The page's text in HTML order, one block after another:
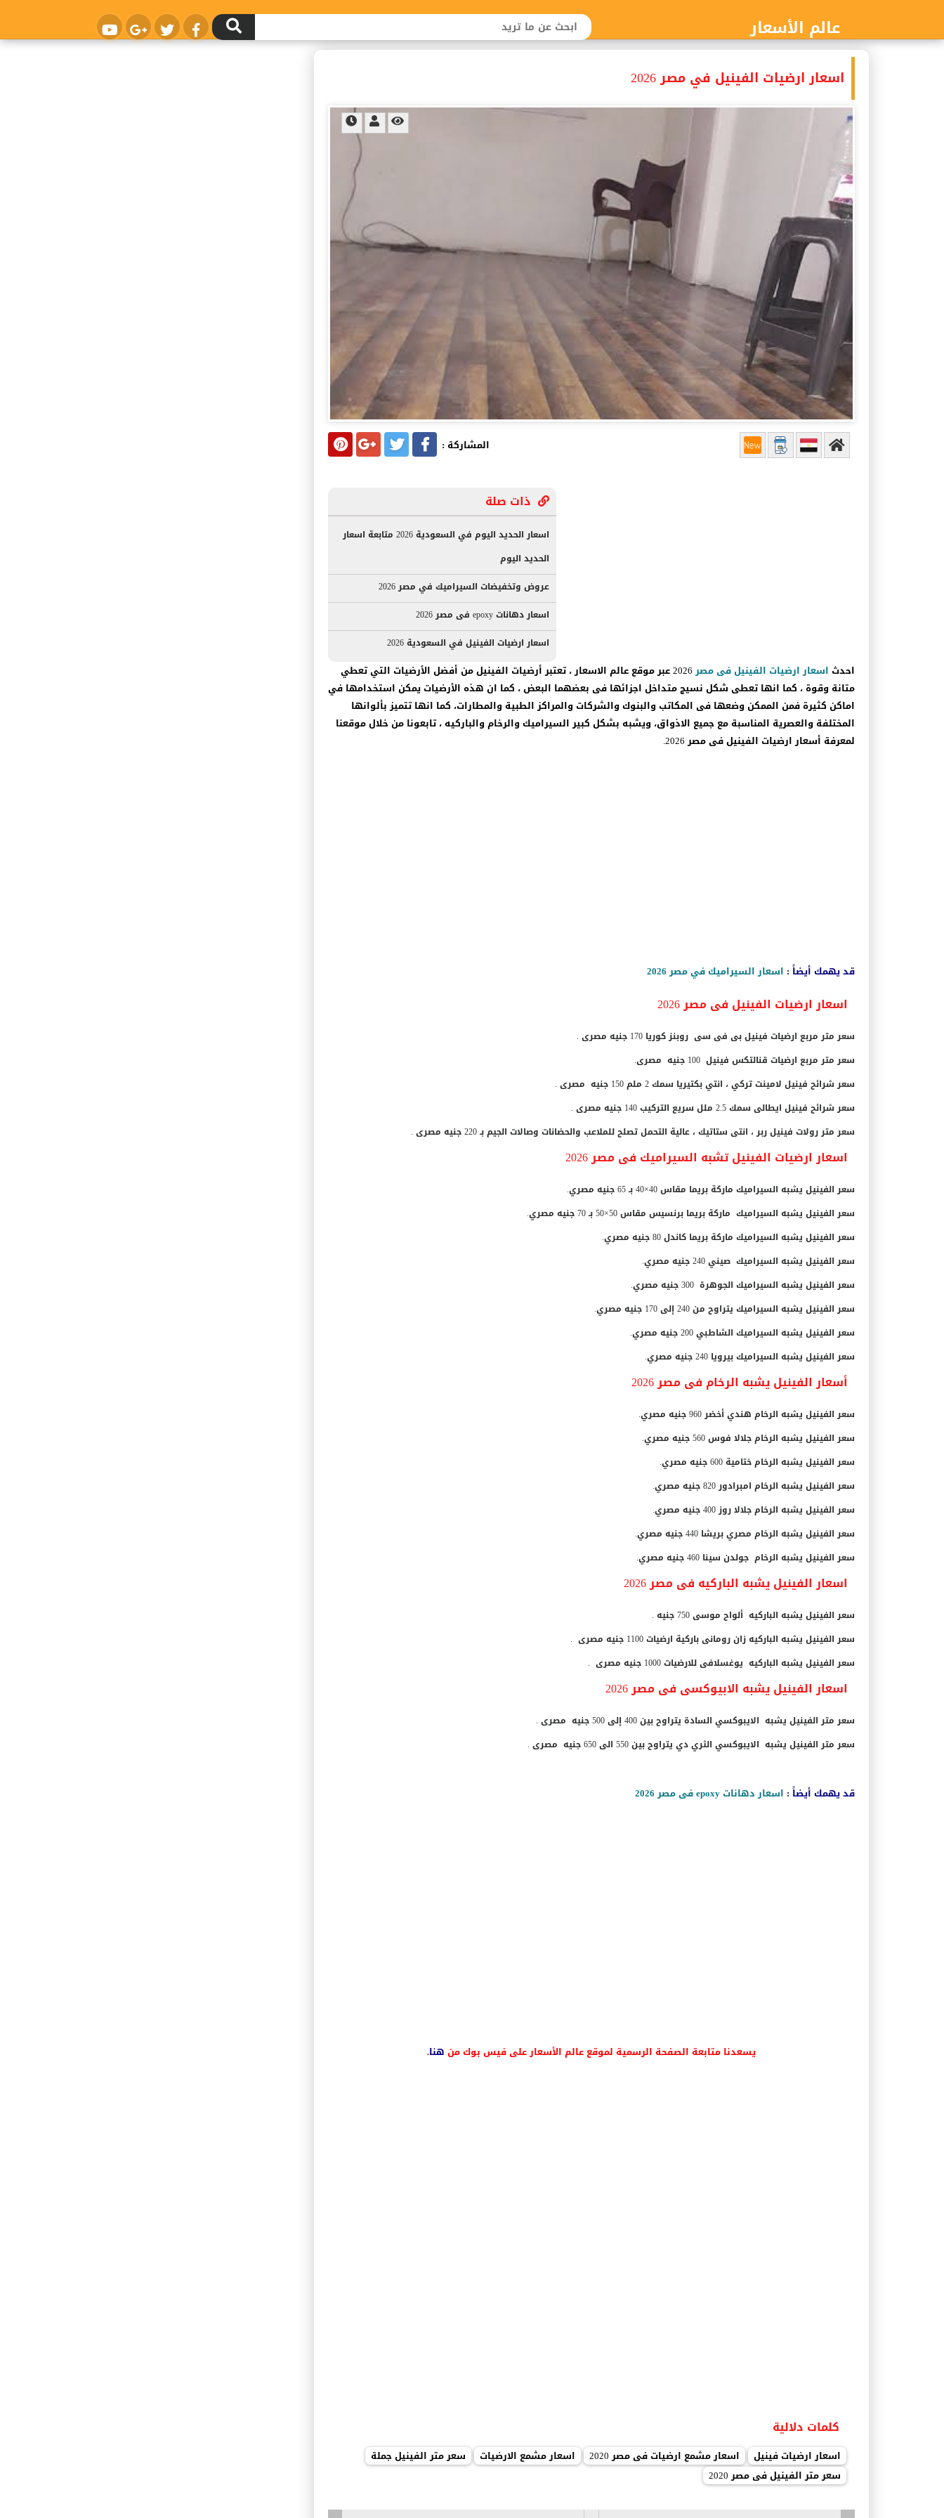
عالم الأسعار
اسعار ارضيات الفينيل في مصر 2026
المشاركة :
ذات صلة
اسعار الحديد اليوم في السعودية 2026 متابعة اسعار
الحديد اليوم
عروض وتخفيضات السيراميك في مصر 2026
اسعار دهانات epoxy فى مصر 2026
اسعار ارضيات الفينيل في السعودية 2026
احدث اسعار ارضيات الفينيل فى مصر
2026 عبر موقع عالم الاسعار ، تعتبر أرضيات الفينيل من أفضل الأرضيات التي تعطي
متانة وقوة ، كما انها تعطى شكل نسيج متداخل اجزائها فى بعضهما البعض ، كما ان هذه الأرضيات يمكن استخدامها في
اماكن كثيرة فمن الممكن وضعها فى المكاتب والبنوك والشركات والمراكز الطبية والمطارات، كما انها تتميز بألوانها
المختلفة والعصرية المناسبة مع جميع الاذواق، ويشبه بشكل كبير السيراميك والرخام والباركيه ، تابعونا من خلال موقعنا
لمعرفة أسعار ارضيات الفينيل فى مصر 2026.
قد يهمك أيضاً : اسعار السيراميك في مصر 2026
اسعار ارضيات الفينيل فى مصر 2026
سعر متر مربع ارضيات فينيل بى فى سى روبنز كوريا 170 جنيه مصرى .
سعر متر مربع ارضيات قنالتكس فينيل 100 جنيه مصرى.
سعر شرائح فينيل لامينت تركي ، انتي بكتيريا سمك 2 ملم 150 جنيه مصرى .
سعر شرائح فينيل ايطالى سمك 2.5 ملل سريع التركيب 140 جنيه مصرى .
سعر متر رولات فينيل ربر ، انتى ستاتيك ، عالية التحمل تصلح للملاعب والحضانات وصالات الجيم بـ 220 جنيه مصرى .
اسعار ارضيات الفينيل تشبه السيراميك فى مصر 2026
سعر الفينيل يشبه السيراميك ماركة بريما مقاس 40×40 بـ 65 جنيه مصري.
سعر الفينيل يشبه السيراميك ماركة بريما برنسيس مقاس 50×50 بـ 70 جنيه مصري.
سعر الفينيل يشبه السيراميك ماركة بريما كاندل 80 جنيه مصري.
سعر الفينيل يشبه السيراميك صيني 240 جنيه مصري.
سعر الفينيل يشبه السيراميك الجوهرة 300 جنيه مصري.
سعر الفينيل يشبه السيراميك يتراوح من 240 إلى 170 جنيه مصري.
سعر الفينيل يشبه السيراميك الشاطبي 200 جنيه مصري.
سعر الفينيل يشبه السيراميك بيرويا 240 جنيه مصري.
أسعار الفينيل يشبه الرخام فى مصر 2026
سعر الفينيل يشبه الرخام هندي أخضر 960 جنيه مصري.
سعر الفينيل يشبه الرخام جلالا فوس 560 جنيه مصري.
سعر الفينيل يشبه الرخام ختامية 600 جنيه مصري.
سعر الفينيل يشبه الرخام امبرادور 820 جنيه مصري.
سعر الفينيل يشبه الرخام جلالا روز 400 جنيه مصري.
سعر الفينيل يشبه الرخام مصري بريشا 440 جنيه مصري.
سعر الفينيل يشبه الرخام جولدن سينا 460 جنيه مصري.
اسعار الفينيل يشبه الباركيه فى مصر 2026
سعر الفينيل يشبه الباركيه ألواح موسى 750 جنيه .
سعر الفينيل يشبه الباركيه زان رومانى باركية ارضيات 1100 جنيه مصرى .
سعر الفينيل يشبه الباركيه يوغسلافى للارضيات 1000 جنيه مصرى .
اسعار الفينيل يشبه الابيوكسى فى مصر 2026
سعر متر الفينيل يشبه الايبوكسي السادة يتراوح بين 400 إلى 500 جنيه مصرى .
سعر متر الفينيل يشبه الايبوكسي الثري دي يتراوح بين 550 الى 650 جنيه مصرى .
قد يهمك أيضاً : اسعار دهانات epoxy فى مصر 2026
يسعدنا متابعة الصفحة الرسمية لموقع عالم الأسعار على فيس بوك من هنا.
كلمات دلالية
اسعار ارضيات فينيل اسعار مشمع ارضيات فى مصر 2020 اسعار مشمع الارضيات
سعر متر الفينيل جملة
سعر متر الفينيل فى مصر 2020